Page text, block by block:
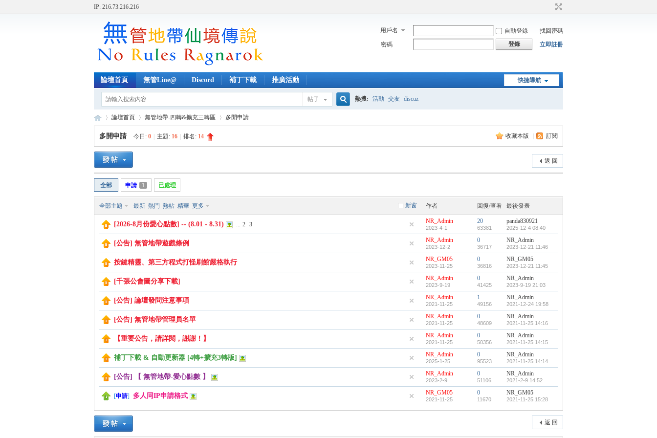
IP: 216.73.216.216
用戶名 自動登錄
找回密碼
密碼
登錄 立即註冊
快捷導航
論壇首頁 無管Line@ Discord 補丁下載 推廣活動
帖子 熱搜: 活動 交友 discuz
»
論壇首頁 無管地帶-四轉&擴充三轉區 多開申請
收藏本版 訂閱
多開申請 今日: 0 主題: 16 排名: 14
返 回
全部 申請 1 已處理
新窗
全部主題 最新 熱門 熱帖 精華 更多 作者 回復/查看 最後發表
[2026-8月份愛心點數] -- (8.01 - 8.31) ... 2 3 NR_Admin
2023-4-1
20
63381
panda830921
2025-12-4 08:40
[公告] 無管地帶遊戲條例 NR_Admin
2023-12-2
0
36717
NR_Admin
2023-12-21 11:46
按鍵精靈、第三方程式打怪刷館嚴格執行 NR_GM05
2023-11-25
0
36816
NR_GM05
2023-12-21 11:45
[千張公會圖分享下載] NR_Admin
2023-9-19
0
41425
NR_Admin
2023-9-19 21:03
[公告] 論壇發問注意事項 NR_Admin
2021-11-25
1
49156
NR_Admin
2021-12-24 19:58
[公告] 無管地帶管理員名單 NR_Admin
2021-11-25
0
48609
NR_Admin
2021-11-25 14:16
【重要公告，請詳閱，謝謝！】 NR_Admin
2021-11-25
0
50356
NR_Admin
2021-11-25 14:15
補丁下載 & 自動更新器 [4轉+擴充3轉版] NR_Admin
2025-1-25
0
95523
NR_Admin
2021-11-25 14:14
[公告] 【 無管地帶-愛心點數 】 NR_Admin
2023-2-9
0
51106
NR_Admin
2021-2-9 14:52
[申請] 多人同IP申請格式 NR_GM05
2021-11-25
0
11670
NR_GM05
2021-11-25 15:28
返 回